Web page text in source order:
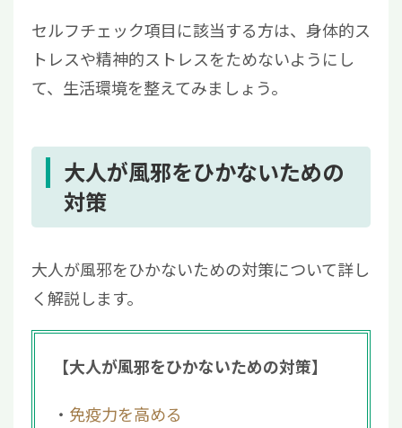
セルフチェック項目に該当する方は、身体的ス
トレスや精神的ストレスをためないようにし
て、生活環境を整えてみましょう。
大人が風邪をひかないための
対策
大人が風邪をひかないための対策について詳し
く解説します。
【大人が風邪をひかないための対策】
免疫力を高める